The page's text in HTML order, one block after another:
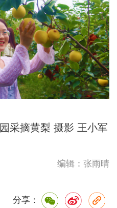
采摘黄梨 摄影 王小军
编辑：张雨晴
分享：